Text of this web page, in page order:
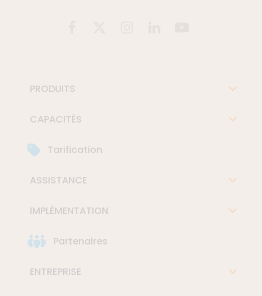
PRODUITS
CAPACITÉS
Tarification
ASSISTANCE
IMPLÉMENTATION
Partenaires
ENTREPRISE